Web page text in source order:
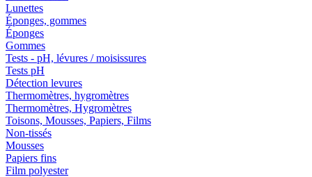
Lunettes
Éponges, gommes
Éponges
Gommes
Tests - pH, lévures / moisissures
Tests pH
Détection levures
Thermomètres, hygromètres
Thermomètres, Hygromètres
Toisons, Mousses, Papiers, Films
Non-tissés
Mousses
Papiers fins
Film polyester